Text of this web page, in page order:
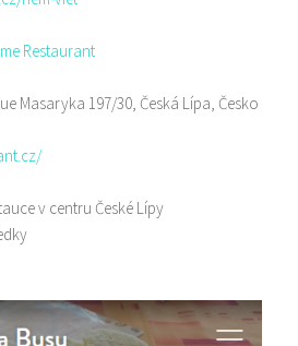
Restaurant
Masaryka 197/30, Česká Lípa, Česko
v centru České Lípy